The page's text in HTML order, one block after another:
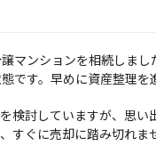
マンションを相続しまし
です。早めに資産整理を
検討していますが、思い
すぐに売却に踏み切れま